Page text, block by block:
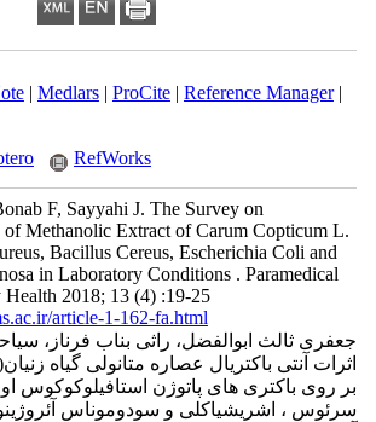
|Medlars|ProCite|Reference Manager
RefWorks
F, Sayyahi J. The Survey on
of Methanolic Extract of Carum Copticum L.
Bacillus Cereus, Escherichia Coli and
in Laboratory Conditions . Paramedical
Health 2018; 13 (4) :19-25
article-1-162-fa.html
جعفری ثالث ابوالفضل، راثی بناب فرناز،
بر روی باکتری های پاتوژن استافیلوکوکوس
سرئوس ، اشریشیاکلی و سودوموناس